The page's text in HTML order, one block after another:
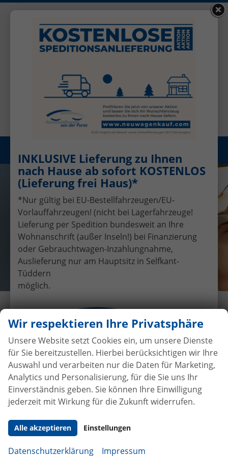
Öffnungszeiten: Mo - Fr 08.00 - 17.00
Registrieren
Übergabe eines EU-
Neufahrzeuges Volkswagen
Tiguan an Familie Rademacher
15.2.2019 • Auslieferungen
Wir respektieren Ihre Privatsphäre
Unsere Website setzt Cookies ein, um unsere Dienste
für Sie bereitzustellen. Hierbei berücksichtigen wir Ihre
Auswahl und verarbeiten nur die Daten für Marketing,
Analytics und Personalisierung, für die Sie uns Ihr
Einverständnis geben. Sie können Ihre Einwilligung
jederzeit mit Wirkung für die Zukunft widerrufen.
Alle akzeptieren Einstellungen
Datenschutzerklärung Impressum
INKLUSIVE Lieferung zu Ihnen
nach Hause ab sofort KOSTENLOS
(Lieferung frei Haus)*
*Nur gültig bei EU-Bestellfahrzeugen/EU-
Vorlauffahrzeugen! (nicht bei Lagerfahrzeuge!
Lieferung per Spedition bundesweit an Ihre
Wohnanschrift (außer Inseln!) bei Finanzierung
oder Gebrauchtwagen-Inzahlungnahme,
Auslieferung nur am Hauptsitz in Selfkant-
Tüddern
möglich.
Autokaufohne Anzahlungbei
Beim Automobilhandel von der Forst genießen Sie
maximale Sicherheit und Transparenz. Bei uns